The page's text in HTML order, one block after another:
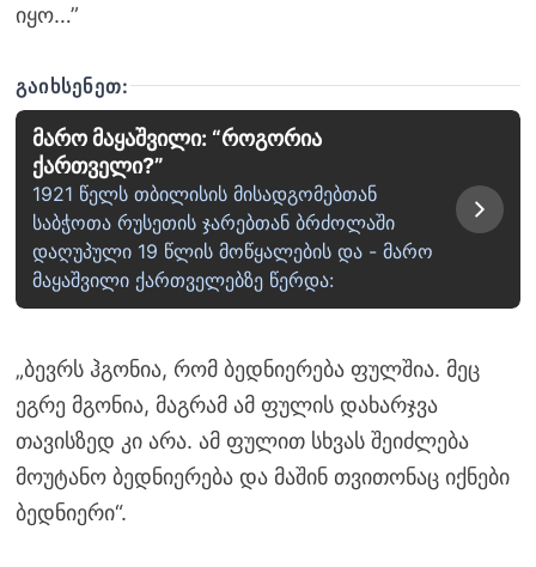
იყო…”
ᲒᲐᲘᲮᲡᲔᲜᲔᲗ:
მარო მაყაშვილი: “როგორია
ქართველი?”
1921 წელს თბილისის მისადგომებთან
საბჭოთა რუსეთის ჯარებთან ბრძოლაში
დაღუპული 19 წლის მოწყალების და - მარო
მაყაშვილი ქართველებზე წერდა:
„ბევრს ჰგონია, რომ ბედნიერება ფულშია. მეც
ეგრე მგონია, მაგრამ ამ ფულის დახარჯვა
თავისზედ კი არა. ამ ფულით სხვას შეიძლება
მოუტანო ბედნიერება და მაშინ თვითონაც იქნები
ბედნიერი“.